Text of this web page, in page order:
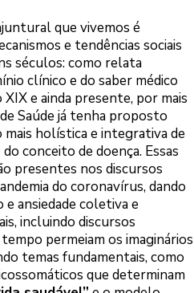
que vivemos é
e tendências sociais
séculos: como relata
clínico e do saber médico
e ainda presente, por mais
Saúde já tenha proposto
mais holística e integrativa de
conceito de doença. Essas
presentes nos discursos
do coronavírus, dando
e ansiedade coletiva e
incluindo discursos
permeiam os imaginários
temas fundamentais, como
que determinam